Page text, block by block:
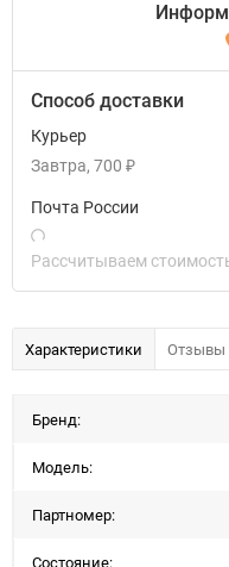
Способ доставки
Курьер
Завтра 700 ₽
Почта России
Рассчитываем
Характеристики Отзывы
Бренд:
Модель:
Партномер:
Состояние: